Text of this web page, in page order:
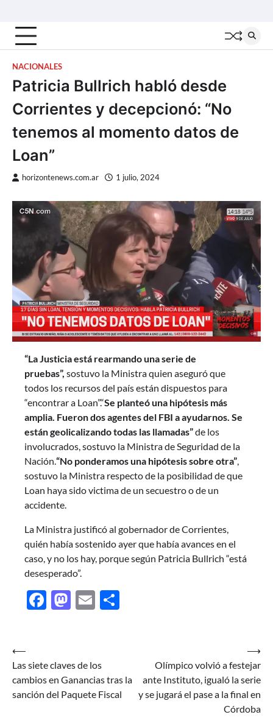
content
NACIONALES
Patricia Bullrich habló desde
Corrientes y decepcionó: “No
tenemos al momento datos de
Loan”
horizontenews.com.ar 1 julio, 2024
“La Justicia está rearmando una serie de
pruebas”, sostuvo la Ministra quien aseguró que
todos los recursos del país están dispuestos para
“encontrar a Loan”.“Se planteó una hipótesis más
amplia. Fueron dos agentes del FBI a ayudarnos. Se
están geolicalizando todas las llamadas”de los
involucrados, sostuvo la Ministra de Seguridad de la
Nación. “No ponderamos una hipótesis sobre otra”
sostuvo la Ministra respecto de la posibilidad de que
Loan haya sido victima de un secuestro o de un
accidente.
La Ministra justificó al gobernador de Corrientes,
quién había sostenido ayer que había avances en el
caso, y no los hay, porque según Patricia Bullrich “está
desesperado”.
Facebook
Mastodon
Email
Navegación
de
entradas
⟵
Las siete claves de los
cambios en Ganancias tras la
sanción del Paquete Fiscal
Olímpico volvió a festejar
ante Instituto, igualó la serie
y se jugará el pase a la final en
Córdoba
⟶